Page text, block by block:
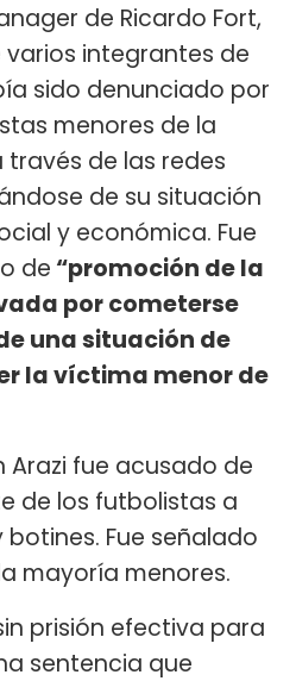
de Ricardo Fort,
integrantes de
sido denunciado por
menores de la
través de las redes
de su situación
y económica. Fue
de “promoción de la
por cometerse
una situación de
la víctima menor de
Arazi fue acusado de
de los futbolistas a
Fue señalado
mayoría menores.
prisión efectiva para
sentencia que